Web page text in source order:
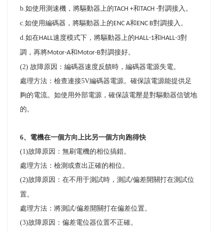
b.如使用測速機，將驅動器上的TACH +和TACH -對調接入。
c.如使用編碼器，將驅動器上的ENC A和 ENC B對調接入。
d.如在HALL速度模式下，將驅動器上的HALL-1和 HALL-3對
調，再將Motor-A和 Motor-B對調接好。
(2) 故障原因：編碼器速度反饋時，編碼器電源失電。
處理方法：檢查連接5V編碼器電源。確保該電源能提供足
夠的電流。如使用外部電源，確保該電壓是對驅動器信號地
的。
6、電機在一個方向上比另一個方向跑得快
(1)故障原因：無刷電機的相位搞錯。
處理方法：檢測或查出正確的相位。
(2)故障原因：在不用于測試時，測試/偏差開關打在測試位
置。
處理方法：將測試/偏差開關打在偏差位置。
(3)故障原因：偏差電位器位置不正確。